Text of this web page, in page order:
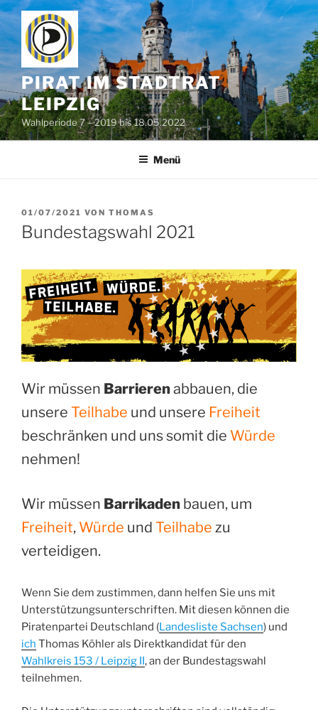
Zum
Inhalt
springen
PIRAT IM STADTRAT
LEIPZIG
Wahlperiode 7 – 2019 bis 18.05.2022
Menü
VERÖFFENTLICHT
AM
01/07/2021 VON THOMAS
Bundestagswahl 2021
Wir müssen Barrierenabbauen, die
unsere Teilhabe und unsere Freiheit
beschränken und uns somit die Würde
nehmen!
Wir müssen Barrikaden bauen, um
Freiheit, Würde und Teilhabe zu
verteidigen.
Wenn Sie dem zustimmen, dann helfen Sie uns mit
Unterstützungsunterschriften. Mit diesen können die
Piratenpartei Deutschland (Landesliste Sachsen) und
ich Thomas Köhler als Direktkandidat für den
Wahlkreis 153 / Leipzig II, an der Bundestagswahl
teilnehmen.